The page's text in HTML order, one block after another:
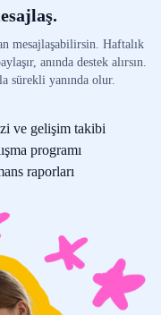
mesajlaşabilirsin. Haftalık
anında destek alırsın.
sürekli yanında olur.
ve gelişim takibi
programı
raporları